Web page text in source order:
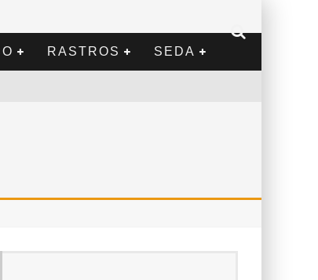
RASTROS SEDA